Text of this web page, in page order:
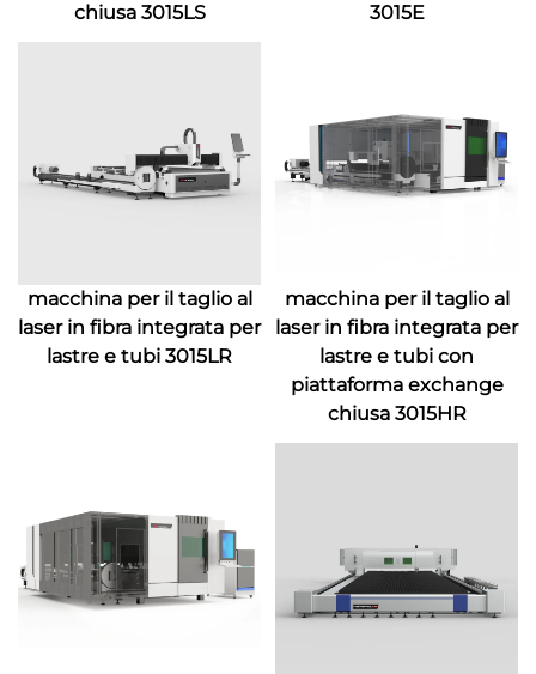
chiusa 3015LS
3015E
macchina per il taglio al
laser in fibra integrata per
lastre e tubi 3015LR
macchina per il taglio al
laser in fibra integrata per
lastre e tubi con
piattaforma exchange
chiusa 3015HR